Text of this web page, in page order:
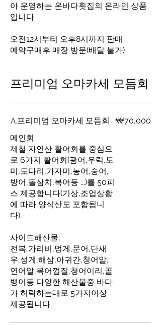
아 운영하는 온바다횟집의 온라인 상품
입니다
오전12시부터 오후8시까지 판매
예약구매후 매장 방문(배달 불가)
프리미엄 오마카세 모듬회
A.프리미엄 오마카세 모듬회
메인회;
제철 자연산 활어회를 중심으
로 6가지 활어회(광어,우럭,도
미,도다리,가자미,농어,숭어,
방어,돌삼치,복어등 ...)를 50피
스 제공합니다(기상,조업상황
에 따라 양식산도 포함됩니
다).
사이드해산물;
전복,가리비,멍게,문어,단새
우,성게,해삼,아귀간,청어알,
연어알,복어껍질,청어이리,골
뱅이등 다양한 해산물중 바다
가 허락하는대로 5가지이상
₩70,000